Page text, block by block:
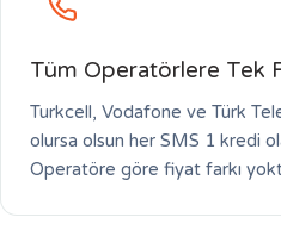
Tüm Operatörlere Tek
Turkcell, Vodafone ve Türk
olursa olsun her SMS 1 kredi
Operatöre göre fiyat farkı